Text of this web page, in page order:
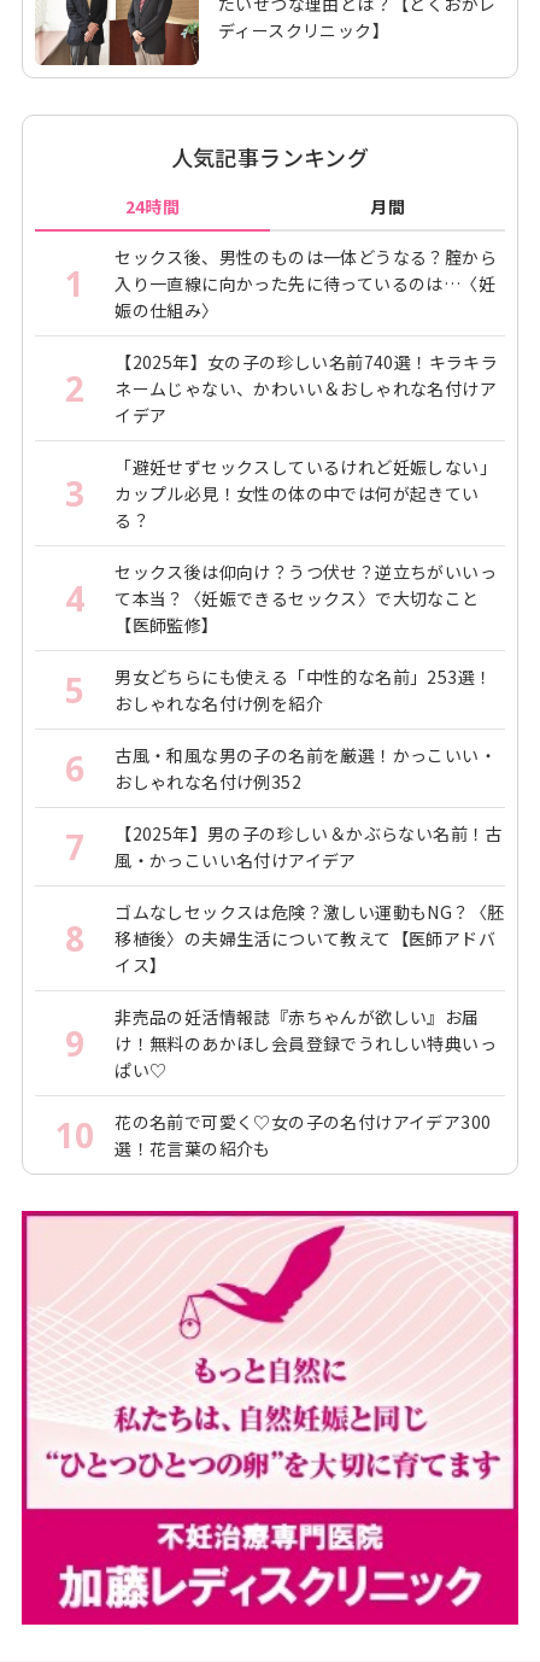
ディースクリニック】
人気記事ランキング
24時間 月間
1
セックス後、男性のものは一体どうなる？腟から
入り一直線に向かった先に待っているのは…〈妊
娠の仕組み〉
2
【2025年】女の子の珍しい名前740選！キラキラ
ネームじゃない、かわいい＆おしゃれな名付けア
イデア
3
「避妊せずセックスしているけれど妊娠しない」
カップル必見！女性の体の中では何が起きてい
る？
4
セックス後は仰向け？うつ伏せ？逆立ちがいいっ
て本当？〈妊娠できるセックス〉で大切なこと
【医師監修】
5
男女どちらにも使える「中性的な名前」253選！
おしゃれな名付け例を紹介
6
古風・和風な男の子の名前を厳選！かっこいい・
おしゃれな名付け例352
7
【2025年】男の子の珍しい＆かぶらない名前！古
風・かっこいい名付けアイデア
8
ゴムなしセックスは危険？激しい運動もNG？〈胚
移植後〉の夫婦生活について教えて【医師アドバ
イス】
9
非売品の妊活情報誌『赤ちゃんが欲しい』お届
け！無料のあかほし会員登録でうれしい特典いっ
ぱい♡
10
花の名前で可愛く♡女の子の名付けアイデア300
選！花言葉の紹介も